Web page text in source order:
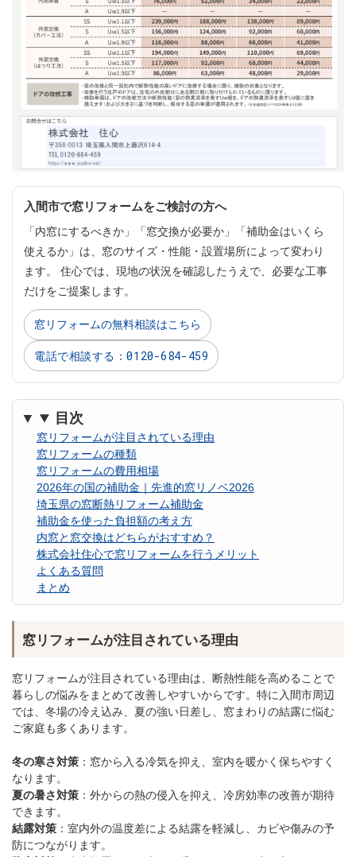
入間市で窓リフォームをご検討の方へ
「内窓にするべきか」「窓交換が必要か」「補助金はいくら
使えるか」は、窓のサイズ・性能・設置場所によって変わり
ます。 住心では、現地の状況を確認したうえで、必要な工事
だけをご提案します。
窓リフォームの無料相談はこちら
電話で相談する：0120-684-459
目次
窓リフォームが注目されている理由
窓リフォームの種類
窓リフォームの費用相場
2026年の国の補助金｜先進的窓リノベ2026
埼玉県の窓断熱リフォーム補助金
補助金を使った負担額の考え方
内窓と窓交換はどちらがおすすめ？
株式会社住心で窓リフォームを行うメリット
よくある質問
まとめ
窓リフォームが注目されている理由
窓リフォームが注目されている理由は、断熱性能を高めることで
暮らしの悩みをまとめて改善しやすいからです。特に入間市周辺
では、冬場の冷え込み、夏の強い日差し、窓まわりの結露に悩む
ご家庭も多くあります。
冬の寒さ対策 ：窓から入る冷気を抑え、室内を暖かく保ちやすく
なります。
夏の暑さ対策 ：外からの熱の侵入を抑え、冷房効率の改善が期待
できます。
結露対策 ：室内外の温度差による結露を軽減し、カビや傷みの予
防につながります。